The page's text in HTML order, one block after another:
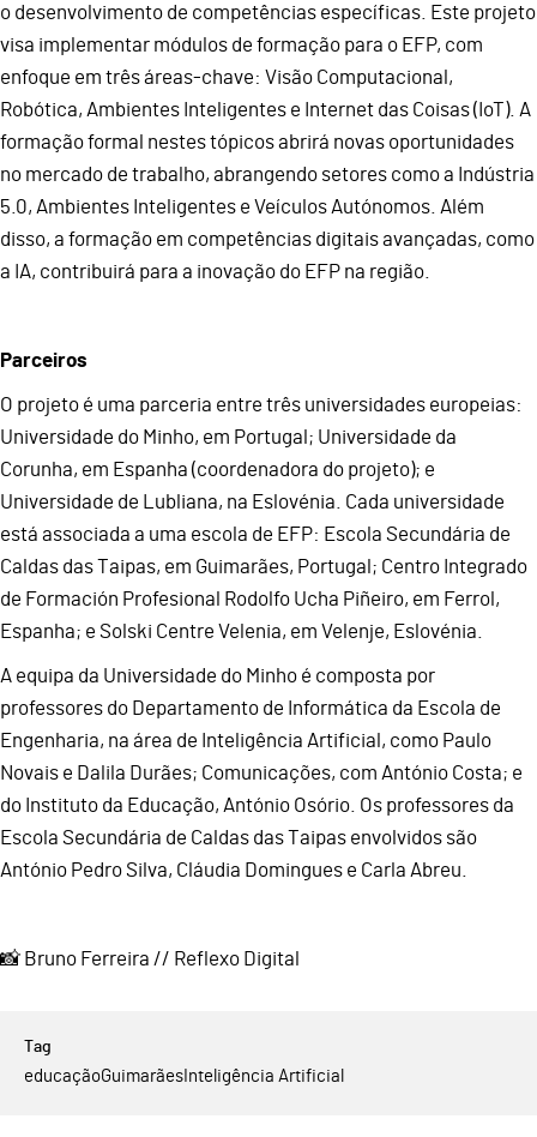
o desenvolvimento de competências específicas. Este projeto
visa implementar módulos de formação para o EFP, com
enfoque em três áreas-chave: Visão Computacional,
Robótica, Ambientes Inteligentes e Internet das Coisas (IoT). A
formação formal nestes tópicos abrirá novas oportunidades
no mercado de trabalho, abrangendo setores como a Indústria
5.0, Ambientes Inteligentes e Veículos Autónomos. Além
disso, a formação em competências digitais avançadas, como
a IA, contribuirá para a inovação do EFP na região.
Parceiros
O projeto é uma parceria entre três universidades europeias:
Universidade do Minho, em Portugal; Universidade da
Corunha, em Espanha (coordenadora do projeto); e
Universidade de Lubliana, na Eslovénia. Cada universidade
está associada a uma escola de EFP: Escola Secundária de
Caldas das Taipas, em Guimarães, Portugal; Centro Integrado
de Formación Profesional Rodolfo Ucha Piñeiro, em Ferrol,
Espanha; e Solski Centre Velenia, em Velenje, Eslovénia.
A equipa da Universidade do Minho é composta por
professores do Departamento de Informática da Escola de
Engenharia, na área de Inteligência Artificial, como Paulo
Novais e Dalila Durães; Comunicações, com António Costa; e
do Instituto da Educação, António Osório. Os professores da
Escola Secundária de Caldas das Taipas envolvidos são
António Pedro Silva, Cláudia Domingues e Carla Abreu.
📸 Bruno Ferreira // Reflexo Digital
educaçãoGuimarães Inteligência Artificial